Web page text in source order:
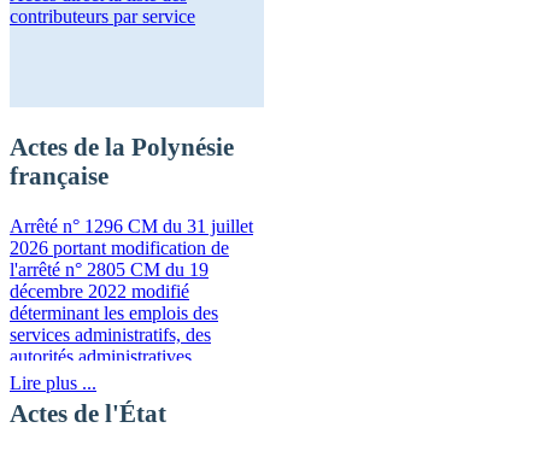
contributeurs par service
Actes de la Polynésie
française
Arrêté n° 1296 CM du 31 juillet
2026 portant modification de
l'arrêté n° 2805 CM du 19
décembre 2022 modifié
déterminant les emplois des
services administratifs, des
autorités administratives
indépendantes et des
établissements publics à
caractère administratif pouvant
Lire plus ...
Actes de l'État